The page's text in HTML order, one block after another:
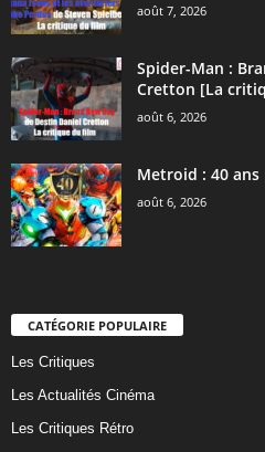
août 7, 2026
Spider-Man :
Cretton [La
août 6, 2026
Metroid : 40 ans
août 6, 2026
CATÉGORIE POPULAIRE
Les Critiques
Les Actualités Cinéma
Les Critiques Rétro